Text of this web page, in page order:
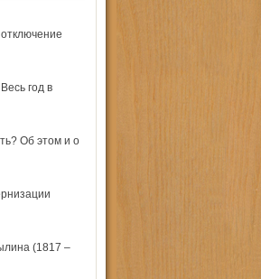
год в
Об этом и о
(1817 –